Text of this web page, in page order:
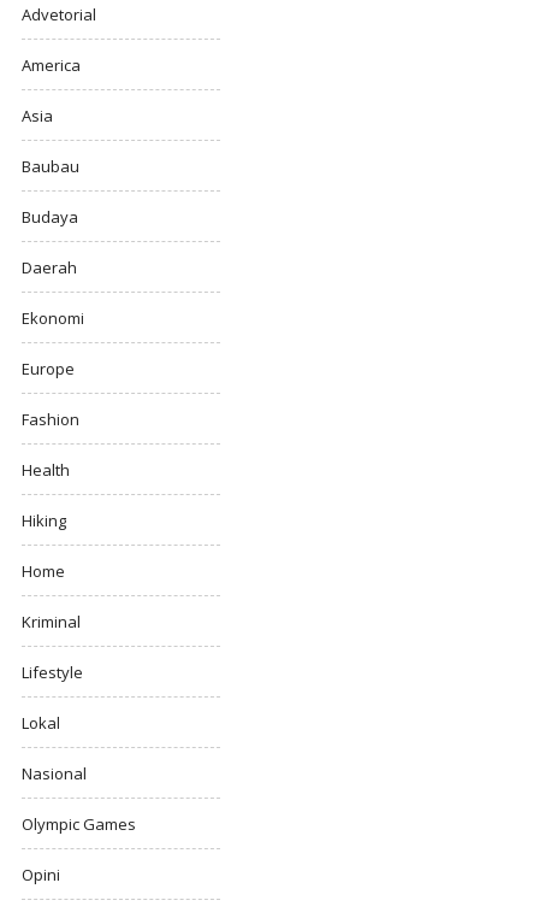
Advetorial
America
Asia
Baubau
Budaya
Daerah
Ekonomi
Europe
Fashion
Health
Hiking
Home
Kriminal
Lifestyle
Lokal
Nasional
Olympic Games
Opini